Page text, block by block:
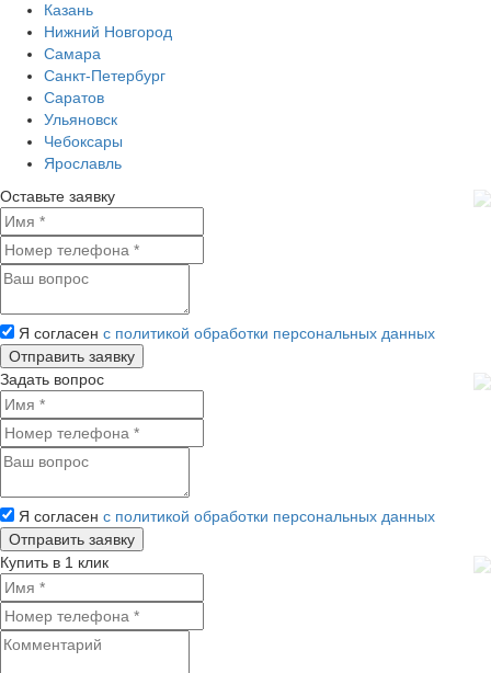
Казань
Нижний Новгород
Самара
Санкт-Петербург
Саратов
Ульяновск
Чебоксары
Ярославль
Оставьте заявку
Я согласен с политикой обработки персональных данных
Задать вопрос
Я согласен с политикой обработки персональных данных
Купить в 1 клик